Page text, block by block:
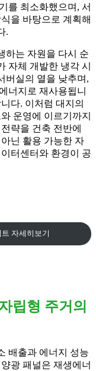
를 최소화했으며, 서
을 바탕으로 계획해
.
하는 자원을 다시 순
자체 개발한 냉각 시
버실의 열을 낮추며,
너지로 재사용됩니
다. 이처럼 대지의
운영에 이르기까지
략을 건축 전반에
닌 활용 가능한 자
터센터와 환경이 공
자세히보기
립형 주거의
배출과 에너지 성능
광 패널은 재생에너